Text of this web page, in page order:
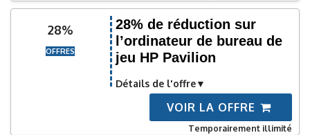
28%
OFFRES
28% de réduction sur
l’ordinateur de bureau de
jeu HP Pavilion
Détails de l'offre
VOIR LA OFFRE
Temporairement illimité